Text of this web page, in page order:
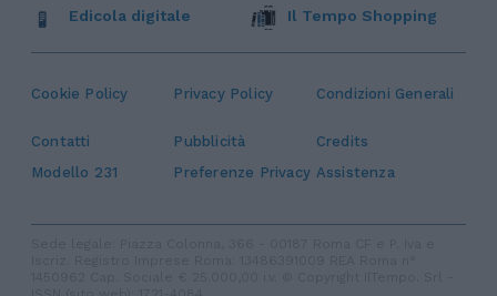
Cookie Policy Privacy Policy Condizioni Generali
Contatti Pubblicità
Credits
Modello 231
Preferenze Privacy Assistenza
Edicola digitale Il Tempo Shopping